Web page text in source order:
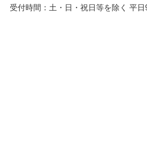
受付時間：土・日・祝日等を除く 平